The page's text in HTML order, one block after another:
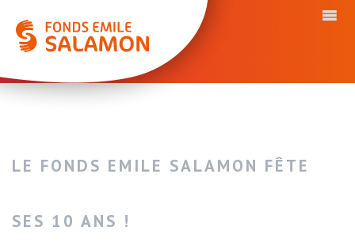
LE FONDS EMILE SALAMON FÊTE
SES 10 ANS !